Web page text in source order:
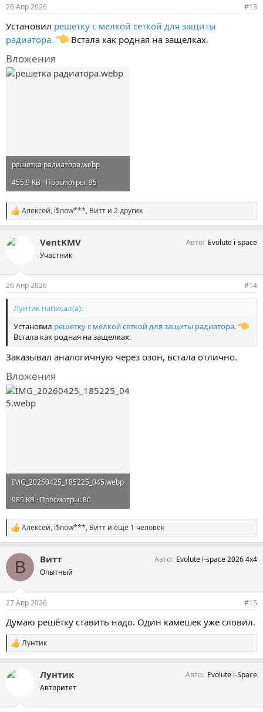
:
26 Апр 2026 #13
Установил решетку с мелкой сеткой для защиты
радиатора. Встала как родная на защелках.
Вложения
решетка радиатора.webp
455,9 KB · Просмотры: 95
С
и
п
:
Aлексей, i$now***, Витт и 2 других
VentKMV
Участник
Авто Evolute i-space
26 Апр 2026 #14
Лунтик написал(а):
Установил решетку с мелкой сеткой для защиты радиатора.
Встала как родная на защелках.
Заказывал аналогичную через озон, встала отлично.
Вложения
IMG_20260425_185225_045.webp
985 KB · Просмотры: 80
С
и
п
т
:
Aлексей, i$now***, Витт и ещё 1 человек
В Витт
Опытный
Авто Evolute i-space 2026 4х4
27 Апр 2026 #15
Думаю решëтку ставить надо. Один камешек уже словил.
С
и
п
Лунтик
Лунтик
Авторитет
Авто Evolute i-Space